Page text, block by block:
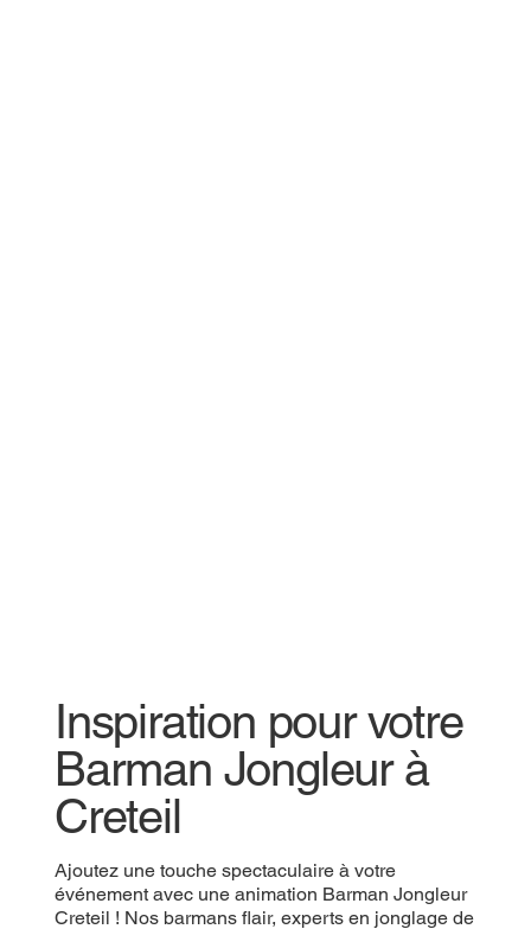
Inspiration pour votre
Barman Jongleur à
Creteil
Ajoutez une touche spectaculaire à votre
événement avec une animation Barman Jongleur
Creteil ! Nos barmans flair, experts en jonglage de